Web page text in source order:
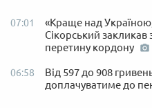
07:01
«Краще над
Сікорський закликав
перетину кордону
06:58
Від 597 до 908
доплачуватиме до